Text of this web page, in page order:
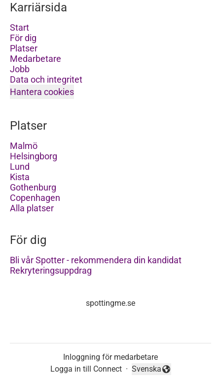
Karriärsida
Start
För dig
Platser
Medarbetare
Jobb
Data och integritet
Hantera cookies
Platser
Malmö
Helsingborg
Lund
Kista
Gothenburg
Copenhagen
Alla platser
För dig
Bli vår Spotter - rekommendera din kandidat
Rekryteringsuppdrag
spottingme.se
Inloggning för medarbetare
Logga in till Connect ·
Byt språk
Svenska